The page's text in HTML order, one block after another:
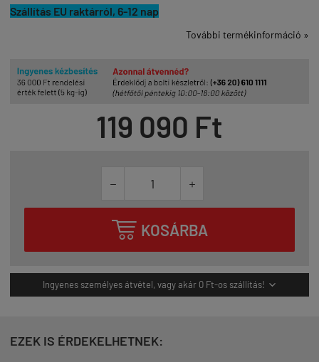
Szállítás EU raktárról, 6-12 nap
További termékinformáció »
119 090 Ft
 
 KOSÁRBA
Ingyenes személyes átvétel, vagy akár 0 Ft-os szállítás! 
EZEK IS ÉRDEKELHETNEK: